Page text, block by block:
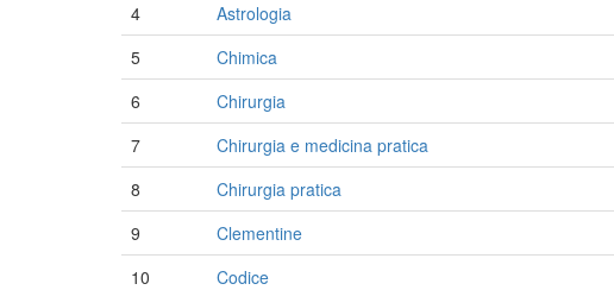
4
Astrologia
5
Chimica
6
Chirurgia
7
Chirurgia e medicina pratica
8
Chirurgia pratica
9
Clementine
10
Codice